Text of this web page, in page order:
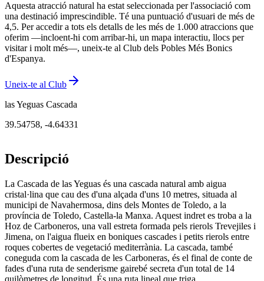
Aquesta atracció natural ha estat seleccionada per l'associació com
una destinació imprescindible. Té una puntuació d'usuari de més de
4,5. Per accedir a tots els detalls de les més de 1.000 atraccions que
oferim —incloent-hi com arribar-hi, un mapa interactiu, llocs per
visitar i molt més—, uneix-te al Club dels Pobles Més Bonics
d'Espanya.
Uneix-te al Club
las Yeguas Cascada
39.54758, -4.64331
Descripció
La Cascada de las Yeguas és una cascada natural amb aigua
cristal·lina que cau des d'una alçada d'uns 10 metres, situada al
municipi de Navahermosa, dins dels Montes de Toledo, a la
província de Toledo, Castella-la Manxa. Aquest indret es troba a la
Hoz de Carboneros, una vall estreta formada pels rierols Trevejiles i
Jimena, on l'aigua flueix en boniques cascades i petits rierols entre
roques cobertes de vegetació mediterrània. La cascada, també
coneguda com la cascada de les Carboneras, és el final de conte de
fades d'una ruta de senderisme gairebé secreta d'un total de 14